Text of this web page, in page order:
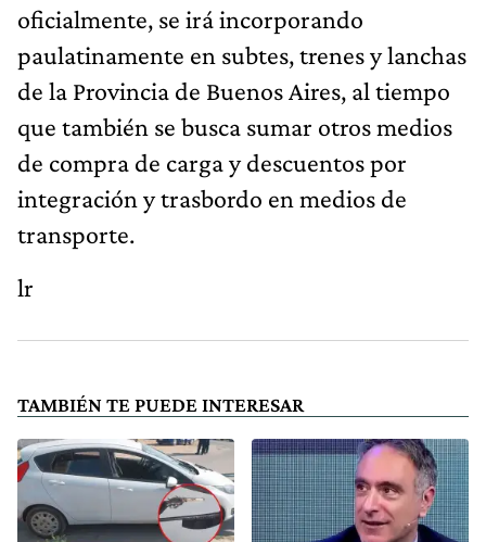
oficialmente, se irá incorporando
paulatinamente en subtes, trenes y lanchas
de la Provincia de Buenos Aires, al tiempo
que también se busca sumar otros medios
de compra de carga y descuentos por
integración y trasbordo en medios de
transporte.
lr
TAMBIÉN TE PUEDE INTERESAR